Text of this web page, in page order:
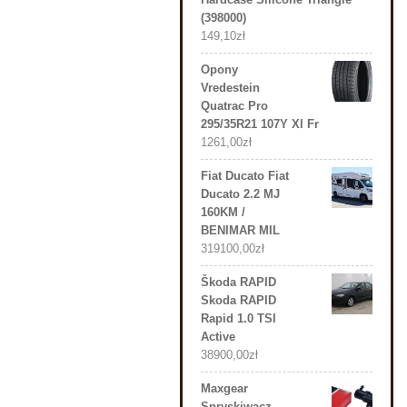
(398000)
149,10zł
Opony
Vredestein
Quatrac Pro
295/35R21 107Y Xl Fr
1261,00zł
Fiat Ducato Fiat
Ducato 2.2 MJ
160KM /
BENIMAR MIL
319100,00zł
Škoda RAPID
Skoda RAPID
Rapid 1.0 TSI
Active
38900,00zł
Maxgear